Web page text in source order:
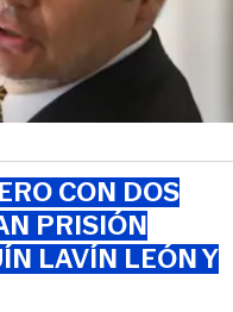
CON DOS
PRISIÓN
LAVÍN LEÓN Y